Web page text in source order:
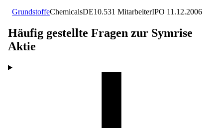
GrundstoffeChemicalsDE10.531 MitarbeiterIPO 11.12.2006
Häufig gestellte Fragen zur Symrise
Aktie